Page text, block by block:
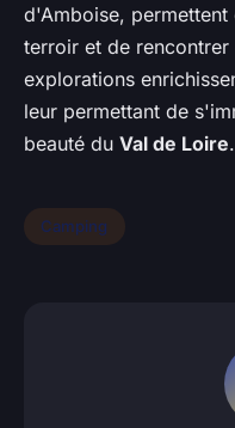
d'Amboise,
terroir et de rencontrer
explorations
leur permettant de
beauté du Val de Loire.
Camping